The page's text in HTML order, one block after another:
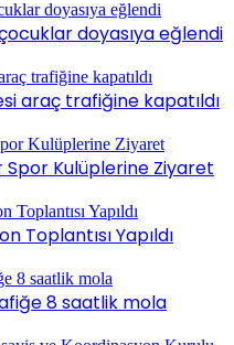
doyasıya eğlendi
araç trafiğine kapatıldı
Spor Kulüplerine Ziyaret
Toplantısı Yapıldı
8 saatlik mola